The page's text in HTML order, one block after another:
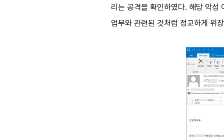
리는 공격을 확인하였다. 해당 악성
업무와 관련된 것처럼 정교하게 위